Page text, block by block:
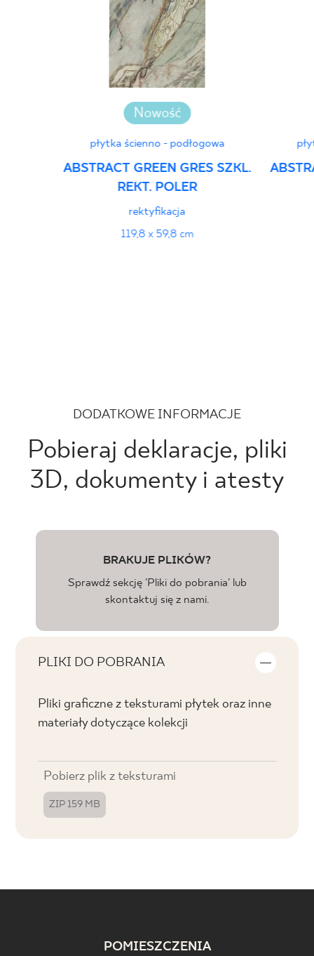
Nowość
płytka ścienno - podłogowa
ABSTRACT GREEN GRES SZKL.
REKT. POLER
rektyfikacja
119,8 x 59,8 cm
DODATKOWE INFORMACJE
Pobieraj deklaracje, pliki
3D, dokumenty i atesty
BRAKUJE PLIKÓW?
Sprawdź sekcję 'Pliki do pobrania' lub
skontaktuj się z nami.
PLIKI DO POBRANIA
Pliki graficzne z teksturami płytek oraz inne
materiały dotyczące kolekcji
Pobierz plik z teksturami
ZIP 159 MB
POMIESZCZENIA